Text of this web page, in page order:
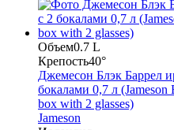
Объем0.7 L
Крепость40°
Джемесон Блэк Баррел
бокалами 0,7 л
box with 2 glasses)
Jameson